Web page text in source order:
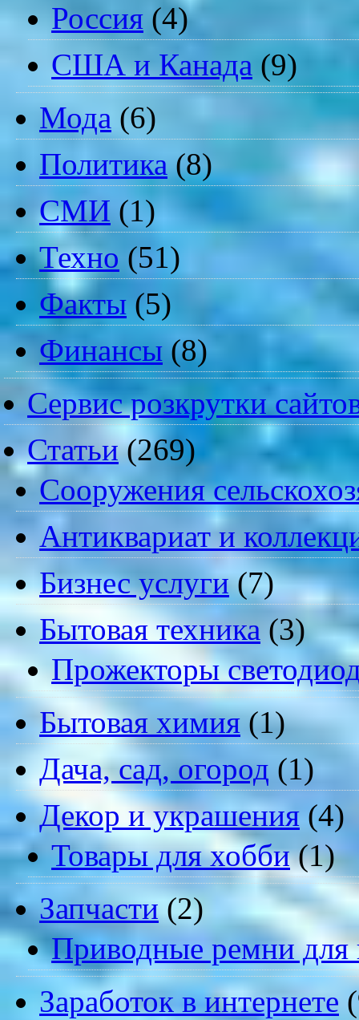
Россия (4)
США и Канада (9)
Мода (6)
Политика(8)
СМИ (1)
Техно (51)
Факты (5)
Финансы(8)
Сервис розкрутки
Статьи(269)
Cооружения
Антиквариат и
Бизнес услуги(7)
Бытовая техника (3)
Прожекторы
Бытовая химия(1)
Дача, сад, огород (1)
Декор и украшения (4)
Товары для хобби(1)
Запчасти (2)
Приводные ремни для
Заработок в интернете